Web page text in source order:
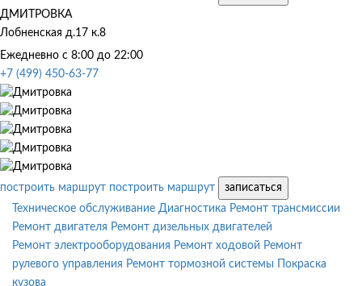
ДМИТРОВКА
Лобненская д.17 к.8
Ежедневно с 8:00 до 22:00
+7 (499) 450-63-77
построить маршрут построить маршрут
записаться
Техническое обслуживание Диагностика Ремонт трансмиссии
Ремонт двигателя Ремонт дизельных двигателей
Ремонт электрооборудования Ремонт ходовой Ремонт
рулевого управления Ремонт тормозной системы
Покраска
кузова